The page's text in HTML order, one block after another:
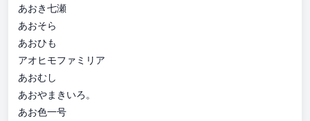
あおき七瀬
あおそら
あおひも
アオヒモファミリア
あおむし
あおやまきいろ。
あお色一号